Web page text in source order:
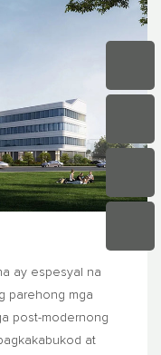
ay espesyal na
parehong mga
post-modernong
at